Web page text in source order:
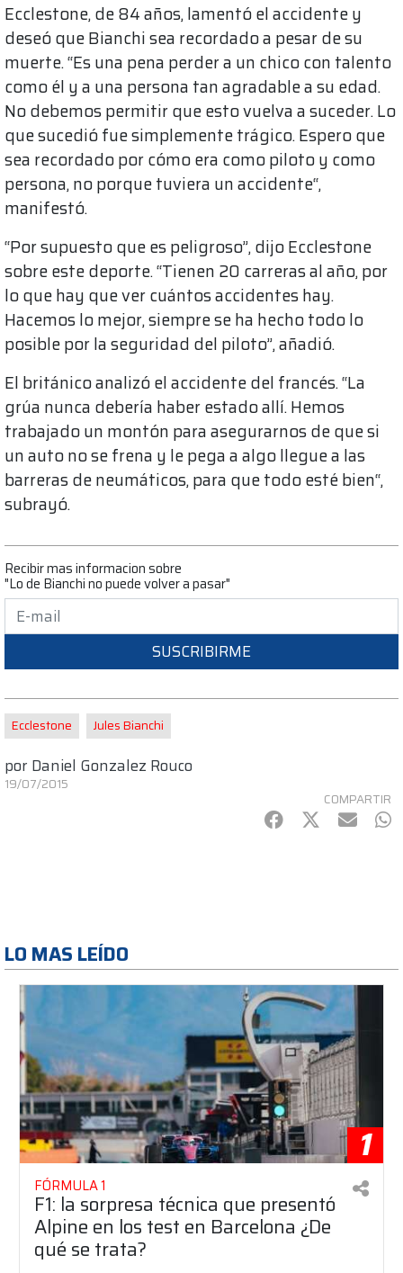
Ecclestone, de 84 años, lamentó el accidente y
deseó que Bianchi sea recordado a pesar de su
muerte. “Es una pena perder a un chico con talento
como él y a una persona tan agradable a su edad.
No debemos permitir que esto vuelva a suceder. Lo
que sucedió fue simplemente trágico. Espero que
sea recordado por cómo era como piloto y como
persona, no porque tuviera un accidente“,
manifestó.
“Por supuesto que es peligroso”, dijo Ecclestone
sobre este deporte. “Tienen 20 carreras al año, por
lo que hay que ver cuántos accidentes hay.
Hacemos lo mejor, siempre se ha hecho todo lo
posible por la seguridad del piloto”, añadió.
El británico analizó el accidente del francés. “La
grúa nunca debería haber estado allí. Hemos
trabajado un montón para asegurarnos de que si
un auto no se frena y le pega a algo llegue a las
barreras de neumáticos, para que todo esté bien“,
subrayó.
Recibir mas informacion sobre
"Lo de Bianchi no puede volver a pasar"
SUSCRIBIRME
Ecclestone Jules Bianchi
por Daniel Gonzalez Rouco
19/07/2015
COMPARTIR
Facebook
Twitter
mail
LO MAS LEÍDO
1
FÓRMULA 1
F1: la sorpresa técnica que presentó
Alpine en los test en Barcelona ¿De
qué se trata?